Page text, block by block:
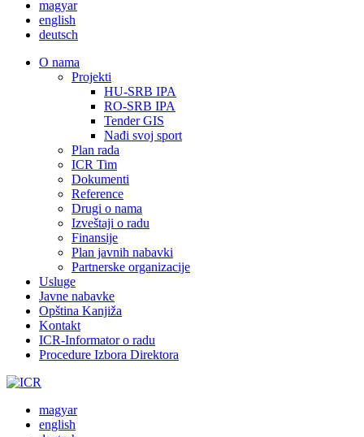
magyar
english
deutsch
О nama
Projekti
HU-SRB IPA
RO-SRB IPA
Tender GIS
Nađi svoj sport
Plan rada
ICR Tim
Dokumenti
Reference
Drugi o nama
Izveštaji o radu
Finansije
Plan javnih nabavki
Partnerske organizacije
Usluge
Javne nabavke
Opština Kanjiža
Kontakt
ICR-Informator o radu
Procedure Izbora Direktora
magyar
english